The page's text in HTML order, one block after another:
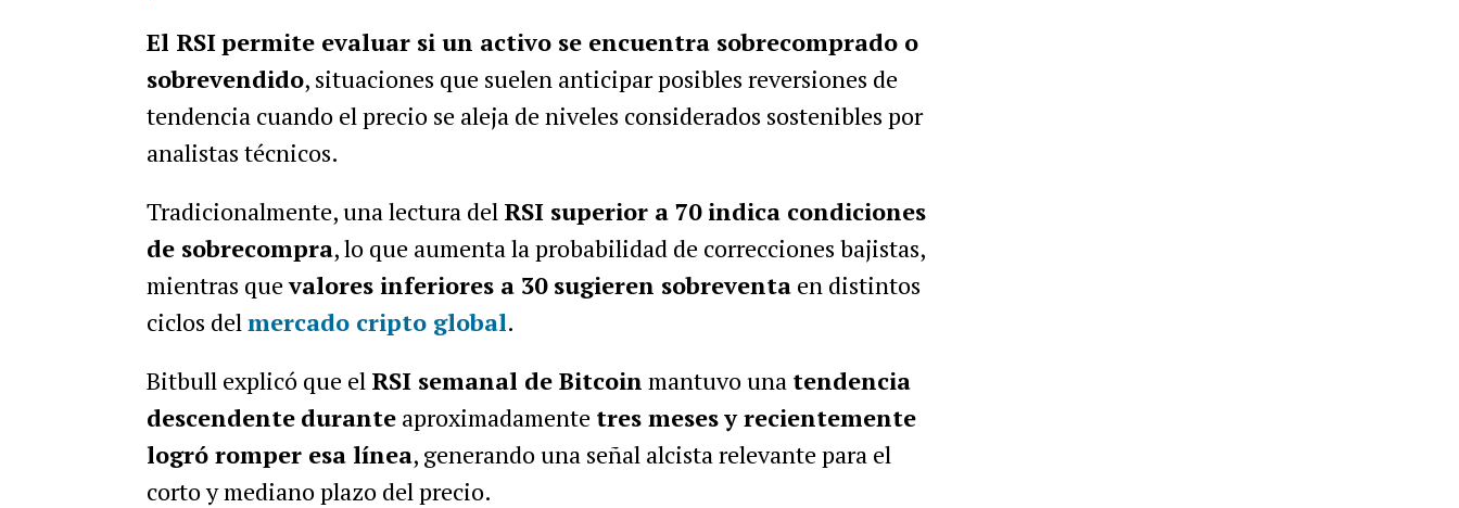
El RSIpermite evaluar si un activo se encuentra sobrecomprado o
sobrevendido, situaciones que suelen anticipar posibles reversiones de
tendencia cuando el precio se aleja de niveles considerados sostenibles por
analistas técnicos.
Tradicionalmente, una lectura del RSI superior a 70 indica condiciones
de sobrecompra, lo que aumenta la probabilidad de correcciones bajistas,
mientras quevalores inferiores a 30 sugieren sobreventaen distintos
ciclos delmercado cripto global.
Bitbull explicó que el RSI semanal de Bitcoin mantuvo una tendencia
descendente duranteaproximadamente tres mesesy recientemente
logró romper esa línea, generando una señal alcista relevante para el
corto y mediano plazo del precio.